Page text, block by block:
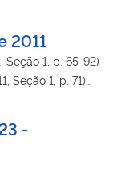
2011
Seção 1, p. 65-92)
Seção 1, p. 71)
-